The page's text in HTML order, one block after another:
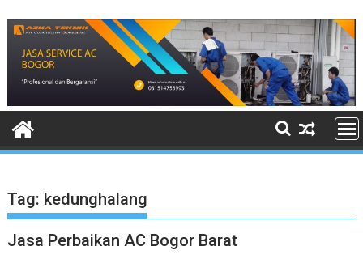
content
Tag: kedunghalang
Jasa Perbaikan AC Bogor Barat